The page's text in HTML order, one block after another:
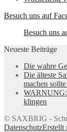
Besuch uns auf
Besuch uns
Neueste Beiträge
Die wahre
Die älteste
machen
WARNUNG:
klingen
© SAXBRIG -
DatenschutzErstellt